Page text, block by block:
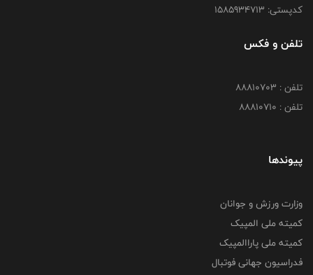
کدپستی: 1585934713
تلفن و فکس
تلفن : 88810703
تلفن : 88810710
پیوندها
وزارت ورزش و جوانان
کمیته ملی المپیک
کمیته ملی پاراالمپیک
فدراسیون جهانی فوتبال